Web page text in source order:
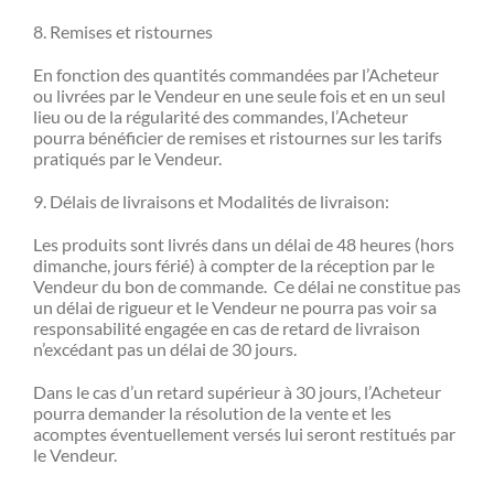
8. Remises et ristournes
En fonction des quantités commandées par l’Acheteur
ou livrées par le Vendeur en une seule fois et en un seul
lieu ou de la régularité des commandes, l’Acheteur
pourra bénéficier de remises et ristournes sur les tarifs
pratiqués par le Vendeur.
9. Délais de livraisons et Modalités de livraison:
Les produits sont livrés dans un délai de 48 heures (hors
dimanche, jours férié) à compter de la réception par le
Vendeur du bon de commande. Ce délai ne constitue pas
un délai de rigueur et le Vendeur ne pourra pas voir sa
responsabilité engagée en cas de retard de livraison
n’excédant pas un délai de 30 jours.
Dans le cas d’un retard supérieur à 30 jours, l’Acheteur
pourra demander la résolution de la vente et les
acomptes éventuellement versés lui seront restitués par
le Vendeur.